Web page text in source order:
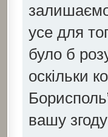
усе для
було б
оскільки
вашу